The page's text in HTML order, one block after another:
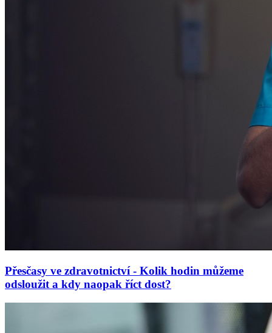
Přesčasy ve zdravotnictví - Kolik hodin můžeme
odsloužit a kdy naopak říct dost?